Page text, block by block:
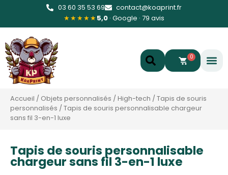
03 60 35 53 69
contact@koaprint.fr
★★★★★5,0 · Google · 79 avis
0
Accueil / Objets personnalisés /High-tech /Tapis de souris
personnalisés /Tapis de souris personnalisable chargeur
sans fil 3-en-1 luxe
Tapis de souris personnalisable
chargeur sans fil 3-en-1 luxe